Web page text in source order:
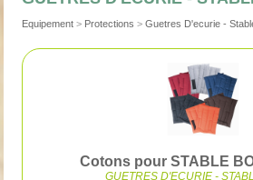
Equipement > Protections > Guetres D'ecurie -
Cotons pour STABLE
GUETRES D'ECURIE -